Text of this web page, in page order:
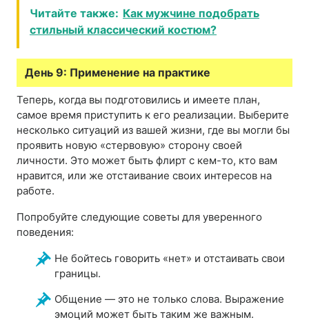
Читайте также: Как мужчине подобрать
стильный классический костюм?
День 9: Применение на практике
Теперь, когда вы подготовились и имеете план,
самое время приступить к его реализации. Выберите
несколько ситуаций из вашей жизни, где вы могли бы
проявить новую «стервовую» сторону своей
личности. Это может быть флирт с кем-то, кто вам
нравится, или же отстаивание своих интересов на
работе.
Попробуйте следующие советы для уверенного
поведения:
Не бойтесь говорить «нет» и отстаивать свои
границы.
Общение — это не только слова. Выражение
эмоций может быть таким же важным.